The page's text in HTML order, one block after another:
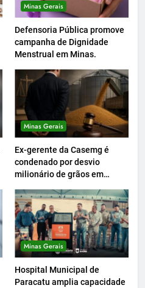
Minas Gerais
Defensoria Pública promove
campanha de Dignidade
Menstrual em Minas.
Minas Gerais
Ex-gerente da Casemg é
condenado por desvio
milionário de grãos em
Minas Gerais
Hospital Municipal de
Paracatu amplia capacidade